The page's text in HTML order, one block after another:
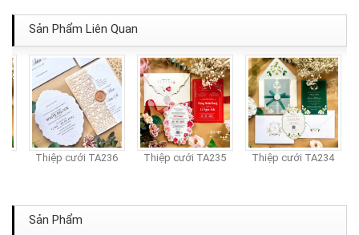
Sản Phẩm Liên Quan
Thiệp cưới TA236 Thiệp cưới TA235 Thiệp cưới TA234
Sản Phẩm